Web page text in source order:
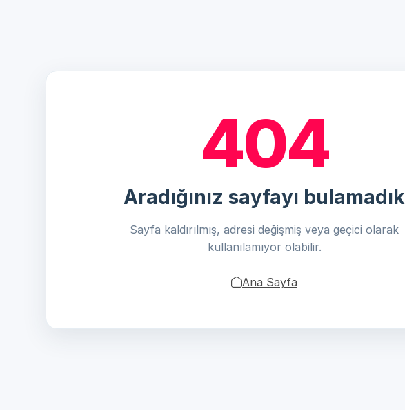
404
Aradığınız sayfayı bulamadık
Sayfa kaldırılmış, adresi değişmiş veya geçici olarak
kullanılamıyor olabilir.
Ana Sayfa